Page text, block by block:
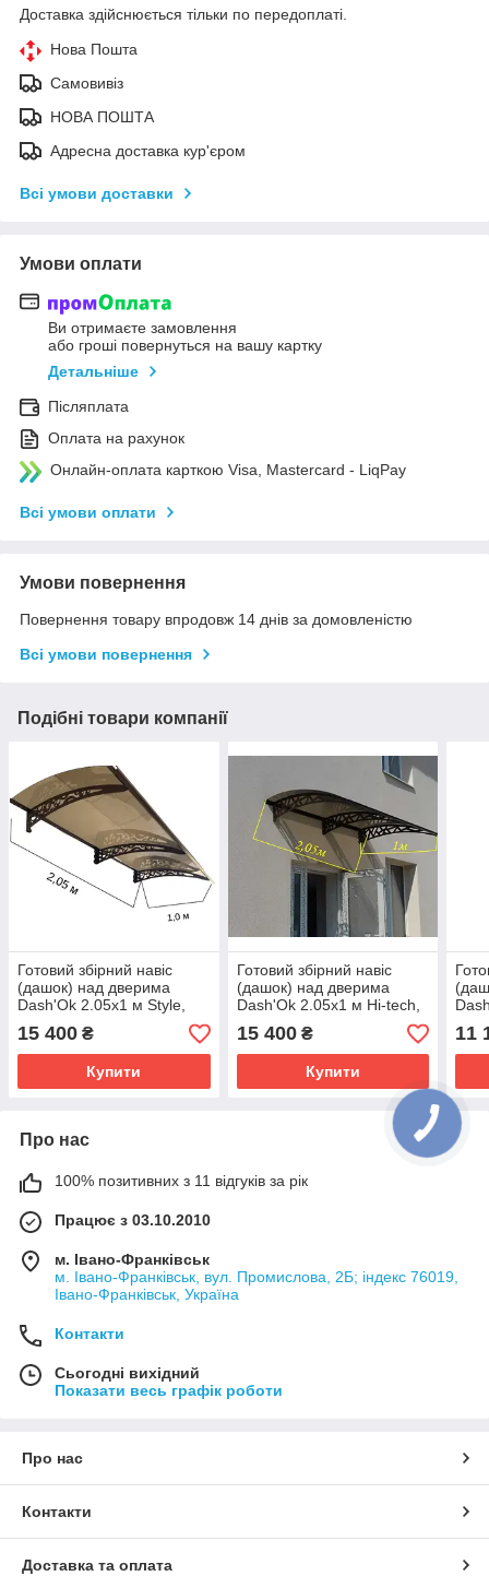
Доставка здійснюється тільки по передоплаті.
Нова Пошта
Самовивіз
НОВА ПОШТА
Адресна доставка кур'єром
Всі умови доставки
Умови оплати
Ви отримаєте замовлення
або гроші повернуться на вашу картку
Детальніше
Післяплата
Оплата на рахунок
Онлайн-оплата карткою Visa, Mastercard - LiqPay
Всі умови оплати
Умови повернення
Повернення товару впродовж 14 днів за домовленістю
Всі умови повернення
Подібні товари компанії
Готовий збірний навіс
(дашок) над дверима
Dash'Ok 2.05x1 м Style,
моноліт 3 мм, бронза
15 400 ₴
Купити
Готовий збірний навіс
(дашок) над дверима
Dash'Ok 2.05x1 м Hi-tech,
моноліт 3 мм, бронза
15 400₴
Купити
11
Про нас
100% позитивних з 11 відгуків за рік
Працює з 03.10.2010
м. Івано-Франківськ
м. Івано-Франківськ, вул. Промислова, 2Б; індекс 76019,
Івано-Франківськ, Україна
Контакти
Сьогодні вихідний
Показати весь графік роботи
Про нас
Контакти
Доставка та оплата